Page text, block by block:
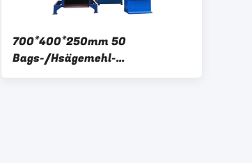
700*400*250mm 50
Bags-/Hsägemehl-
Verpackungsmaschine